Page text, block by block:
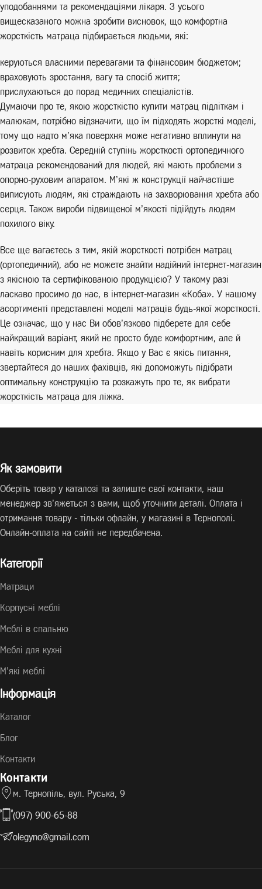
уподобаннями та рекомендаціями лікаря. З усього
вищесказаного можна зробити висновок, що комфортна
жорсткість матраца підбирається людьми, які:
керуються власними перевагами та фінансовим бюджетом;
враховують зростання, вагу та спосіб життя;
прислухаються до порад медичних спеціалістів.
Думаючи про те, якою жорсткістю купити матрац підліткам і
малюкам, потрібно відзначити, що їм підходять жорсткі моделі,
тому що надто м’яка поверхня може негативно вплинути на
розвиток хребта. Середній ступінь жорсткості ортопедичного
матраца рекомендований для людей, які мають проблеми з
опорно-руховим апаратом. М’які ж конструкції найчастіше
виписують людям, які страждають на захворювання хребта або
серця. Також вироби підвищеної м’якості підійдуть людям
похилого віку.
Все ще вагаєтесь з тим, якій жорсткості потрібен матрац
(ортопедичний), або не можете знайти надійний інтернет-магазин
з якісною та сертифікованою продукцією? У такому разі
ласкаво просимо до нас, в інтернет-магазин «Коба». У нашому
асортименті представлені моделі матраців будь-якої жорсткості.
Це означає, що у нас Ви обов’язково підберете для себе
найкращий варіант, який не просто буде комфортним, але й
навіть корисним для хребта. Якщо у Вас є якісь питання,
звертайтеся до наших фахівців, які допоможуть підібрати
оптимальну конструкцію та розкажуть про те, як вибрати
жорсткість матраца для ліжка.
Як замовити
Оберіть товар у каталозі та залиште свої контакти, наш
менеджер зв’яжеться з вами, щоб уточнити деталі. Оплата і
отримання товару - тільки офлайн, у магазині в Тернополі.
Онлайн-оплата на сайті не передбачена.
Категорії
Матраци
Корпусні меблі
Меблі в спальню
Меблі для кухні
М’які меблі
Інформація
Каталог
Блог
Контакти
Контакти
м. Тернопіль, вул. Руська, 9
(097) 900-65-88
olegyno@gmail.com